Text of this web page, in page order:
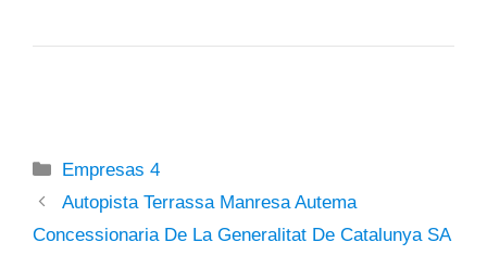
Categorías
Empresas 4
Autopista Terrassa Manresa Autema
Concessionaria De La Generalitat De Catalunya SA